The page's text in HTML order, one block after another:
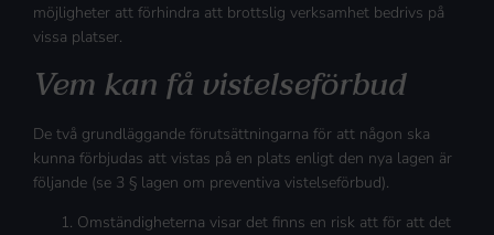
möjligheter att förhindra att brottslig verksamhet bedrivs på
vissa platser.
Vem kan få vistelseförbud
De två grundläggande förutsättningarna för att någon ska
kunna förbjudas att vistas på en plats enligt den nya lagen är
följande (se 3 § lagen om preventiva vistelseförbud).
Omständigheterna visar det finns en risk att för att det